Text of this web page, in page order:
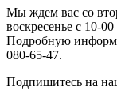
Мы ждем вас со
воскресенье с 10-
Подробную
080-65-47.
Подпишитесь на